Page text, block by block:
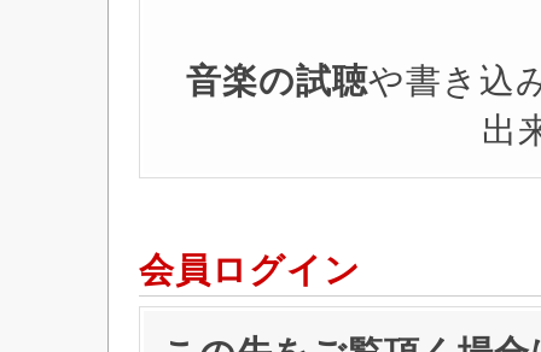
音楽の試聴や書き込
出
会員ログイン